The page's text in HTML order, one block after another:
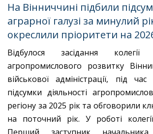
На Вінниччині підбили
аграрної галузі за минулий
окреслили пріоритети на
Відбулося засідання колегії
агропромислового розвитку
військової адміністрації, під
підсумки діяльності
регіону за 2025 рік та обговорили
на поточний рік. У роботі